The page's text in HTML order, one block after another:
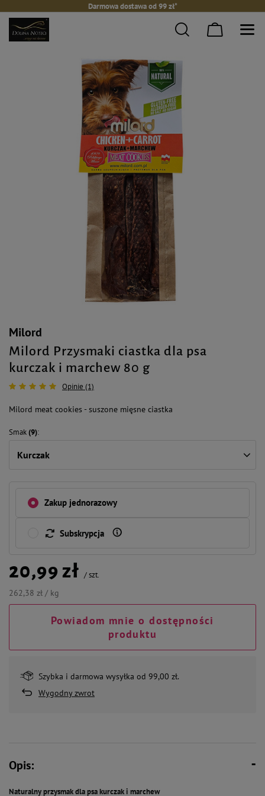
Darmowa dostawa od 99 zł*
Milord
Milord Przysmaki ciastka dla psa
kurczak i marchew 80 g
Opinie (1)
Milord meat cookies - suszone mięsne ciastka
Smak(9)
Kurczak
Zakup jednorazowy
Subskrypcja
20,99 zł /szt.
262,38 zł / kg
Powiadom mnie o dostępności
produktu
Szybka i darmowa wysyłka od 99,00 zł.
Wygodny zwrot
Opis:
Naturalny przysmak dla psa kurczak i marchew